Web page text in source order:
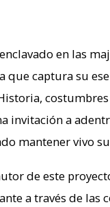
en las
que captura su
invitación a
mantener vivo
de este
a través de las